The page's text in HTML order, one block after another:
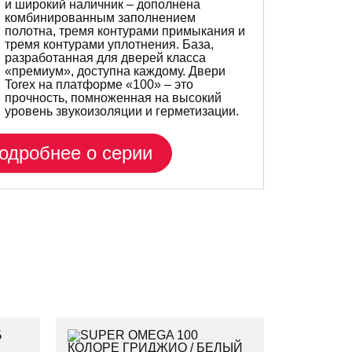
и широкий наличник – дополнена
комбинированным заполнением
полотна, тремя контурами примыкания и
тремя контурами уплотнения. База,
разработанная для дверей класса
«премиум», доступна каждому. Двери
Torex на платформе «100» – это
прочность, помноженная на высокий
уровень звукоизоляции и герметизации.
о серии